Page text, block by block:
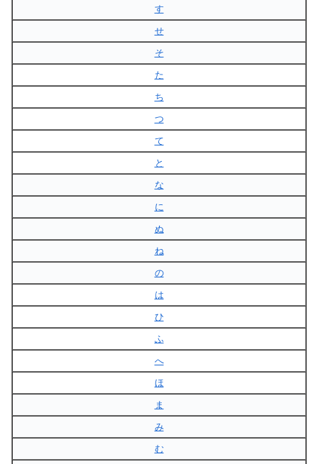
す
せ
そ
た
ち
つ
て
と
な
に
ぬ
ね
の
は
ひ
ふ
へ
ほ
ま
み
む